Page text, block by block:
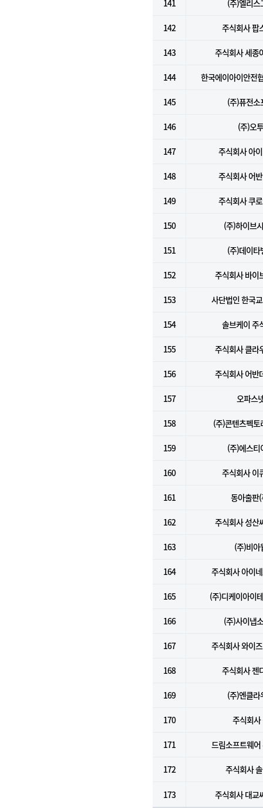
141 (주)엘리스
142 주식회사 팝
143 주식회사 세종
144 한국에이아이안전
145 (주)퓨전소
146 (주)오투
147 주식회사 아
148 주식회사 어
149 주식회사 쿠
150 (주)하이브
151 (주)데이타
152 주식회사 바이
153 사단법인 한국
154 솔브케이 주
155 주식회사 클라
156 주식회사 어반
157 오파스
158 (주)콘텐츠펙토
159 (주)에스티
160 주식회사 이
161 동아출판
162 주식회사 성산
163 (주)비아
164 주식회사 아이
165 (주)디케이아이
166 (주)사이냅
167 주식회사 와이
168 주식회사 젠
169 (주)엔클라
170 주식회사
171 드림소프트웨어
172 주식회사
173 주식회사 대교